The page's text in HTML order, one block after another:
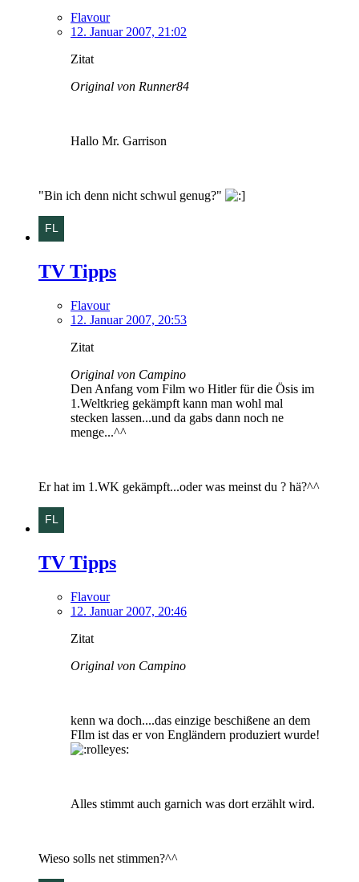
Flavour
12. Januar 2007, 21:02
Zitat
Original von Runner84
Hallo Mr. Garrison
"Bin ich denn nicht schwul genug?"
TV Tipps
Flavour
12. Januar 2007, 20:53
Zitat
Original von Campino
Den Anfang vom Film wo Hitler für die Ösis im
1.Weltkrieg gekämpft kann man wohl mal
stecken lassen...und da gabs dann noch ne
menge...^^
Er hat im 1.WK gekämpft...oder was meinst du ? hä?^^
TV Tipps
Flavour
12. Januar 2007, 20:46
Zitat
Original von Campino
kenn wa doch....das einzige beschißene an dem
FIlm ist das er von Engländern produziert wurde!
Alles stimmt auch garnich was dort erzählt wird.
Wieso solls net stimmen?^^